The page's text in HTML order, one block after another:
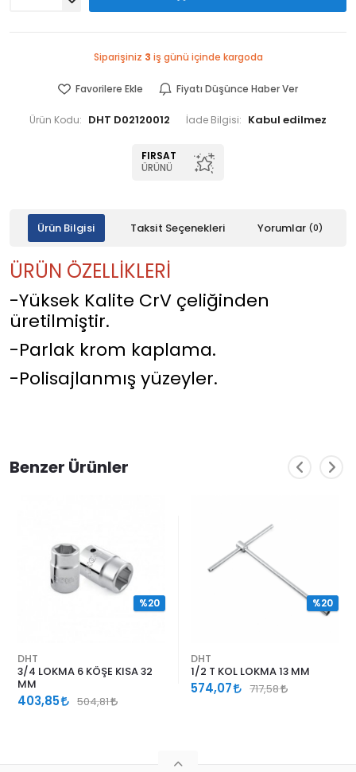
Siparişiniz 3 iş günü içinde kargoda
Favorilere Ekle Fiyatı Düşünce Haber Ver
Ürün Kodu: DHT D02120012 İade Bilgisi:
FIRSAT
ÜRÜNÜ
Ürün Bilgisi Taksit Seçenekleri Yorumlar (0)
ÜRÜN ÖZELLİKLERİ
-Yüksek Kalite CrV çeliğinden
üretilmiştir.
-Parlak krom kaplama.
-Polisajlanmış yüzeyler.
Benzer Ürünler
DHT
3/4 LOKMA 6 KÖŞE KISA 32
MM
403,85 504,81
%20
DHT
1/2 T KOL LOKMA 13 MM
574,07 717,58
%20